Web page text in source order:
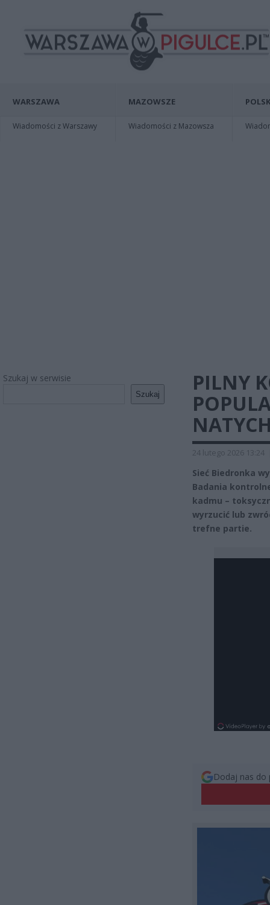
WARSZAWA
Wiadomości z Warszawy
MAZOWSZE
Wiadomości z Mazowsza
Szukaj w serwisie
Szukaj
PILNY
24 lutego 2026 13:24
Sieć Biedronka
Badania
kadmu –
wyrzucić lub
trefne partie.
Dodaj nas do